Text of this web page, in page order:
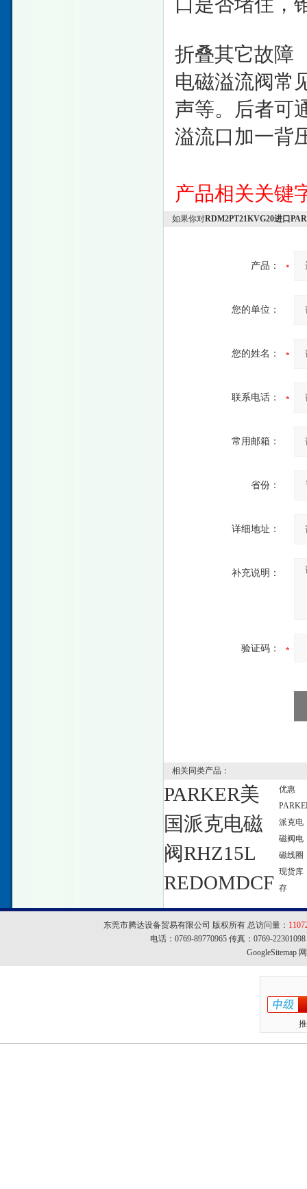
折叠其它故障
电磁溢流阀常
声等。后者可
溢流口加一背
产品相关关键
如果你对RDM2PT21KVG20进口
产品：
您的单位：
您的姓名：
联系电话：
常用邮箱：
省份：
详细地址：
补充说明：
验证码：
相关同类产品：
PARKER美
国派克电磁
阀RHZ15L
REDOMDCF
优惠
派克电
磁阀电
磁线圈
现货库
存
东莞市腾达设备贸易有限公司 版权所有 总访问量：
电话：0769-89770965 传真：0769-
GoogleSitemap网